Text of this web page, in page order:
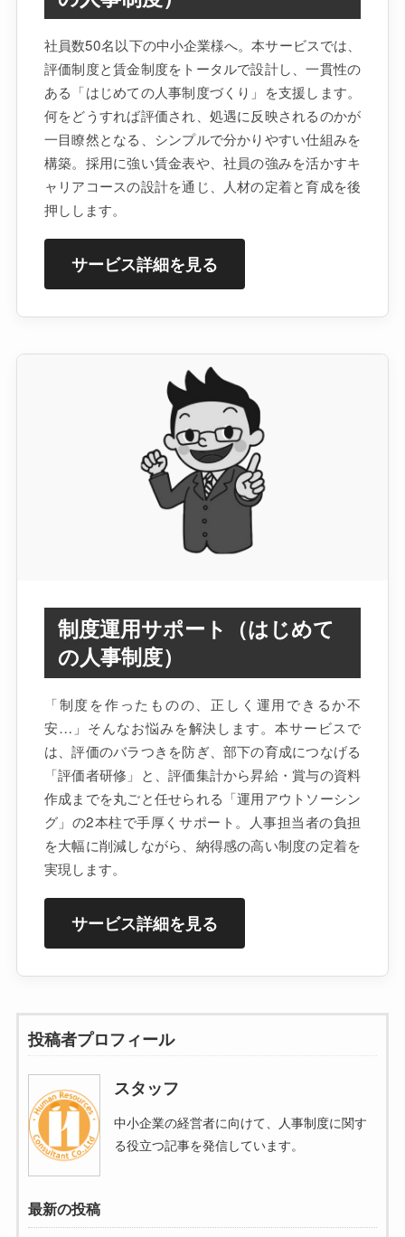
社員数50名以下の中小企業様へ。本サービスでは、
評価制度と賃金制度をトータルで設計し、一貫性の
ある「はじめての人事制度づくり」を支援します。
何をどうすれば評価され、処遇に反映されるのかが
一目瞭然となる、シンプルで分かりやすい仕組みを
構築。採用に強い賃金表や、社員の強みを活かすキ
ャリアコースの設計を通じ、人材の定着と育成を後
押しします。
サービス詳細を見る
制度運用サポート（はじめて
の人事制度）
「制度を作ったものの、正しく運用できるか不
安…」そんなお悩みを解決します。本サービスで
は、評価のバラつきを防ぎ、部下の育成につなげる
「評価者研修」と、評価集計から昇給・賞与の資料
作成までを丸ごと任せられる「運用アウトソーシン
グ」の2本柱で手厚くサポート。人事担当者の負担
を大幅に削減しながら、納得感の高い制度の定着を
実現します。
サービス詳細を見る
投稿者プロフィール
スタッフ
中小企業の経営者に向けて、人事制度に関す
る役立つ記事を発信しています。
最新の投稿